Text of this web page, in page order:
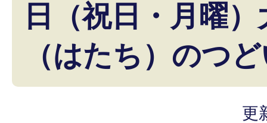
日（祝日・月曜
（はたち）のつ
更